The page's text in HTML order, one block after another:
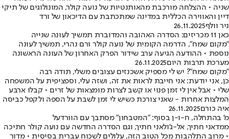
שניה • ההצלחה מורכבת מהאותנטיות של נועה קולר, המונולוגים של תיקי
דיין והאווירה הכללית במדינה שמתכתבת עם הדיכאון של ורד
ניר וולף26.11.2025
כאן 11 מכריזים: הסדרה האהובה והמדוברת תמשיך לעונה שנייה
"מקום שמח", הדרמה הקומית של נועה קולר ורם נהרי, תמשיך לעונה
נוספת • ההודעה הגיעה ערב שידור הפרק האחרון של העונה הראשונה
מערכת תרבות היום26.11.2025
"מקום שמח"? יש לי מספיק אשכנזים עצובים משלי, תודה רבה
כן, אני יודעת: אני חייבת לראות את זה, ושזה עלי, וספציפית על המשפחה
שלי • אבל אין לי זמן פנוי או קשב לצרות מומצאות של זרים • קבלו ארבע
המלצות אחרות - שאני צורכת כשיש לי זמן לשבת על הספה ולקפל כביסה
איה כורם26.11.2025
מ' בהתחלה, ח-ו-ן בסוף: "המטבחון" מסתבך עם הוורדעל
ממדאני חתיך, אל-ג'ולאני חתיך, וגם הסדרה החדשה עם נועה קולר חתיכה
• מרוב התלהבות מכל הטוב הזה, עלולים לשכוח עברית בסיסית • מדור